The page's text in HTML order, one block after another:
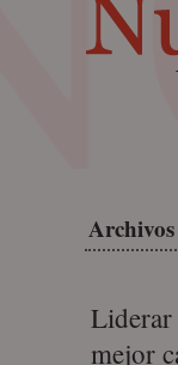
Liderar
mejor